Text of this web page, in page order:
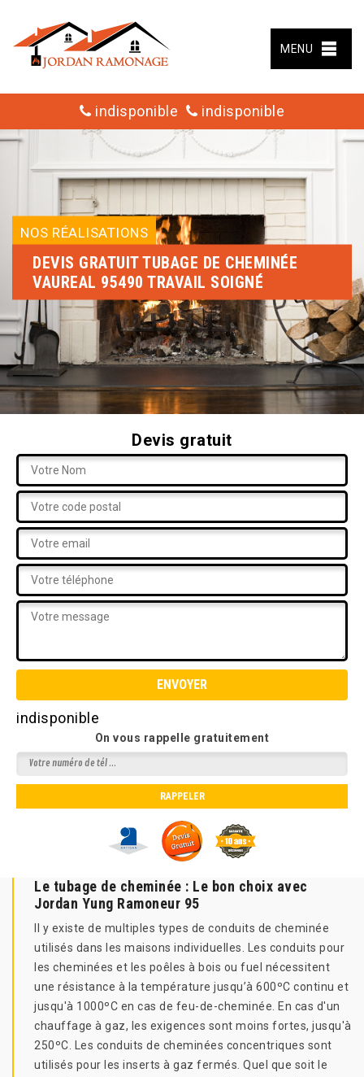
MENU
indisponible indisponible
NOS RÉALISATIONS
DEVIS GRATUIT TUBAGE DE CHEMINÉE
VAUREAL 95490 TRAVAIL SOIGNÉ
Devis gratuit
indisponible
On vous rappelle gratuitement
Le tubage de cheminée : Le bon choix avec
Jordan Yung Ramoneur 95
Il y existe de multiples types de conduits de cheminée
utilisés dans les maisons individuelles. Les conduits pour
les cheminées et les poêles à bois ou fuel nécessitent
une résistance à la température jusqu’à 600ºC continu et
jusqu'à 1000ºC en cas de feu-de-cheminée. En cas d'un
chauffage à gaz, les exigences sont moins fortes, jusqu'à
250ºC. Les conduits de cheminées concentriques sont
utilisés pour les inserts à gaz fermés. Quel que soit le